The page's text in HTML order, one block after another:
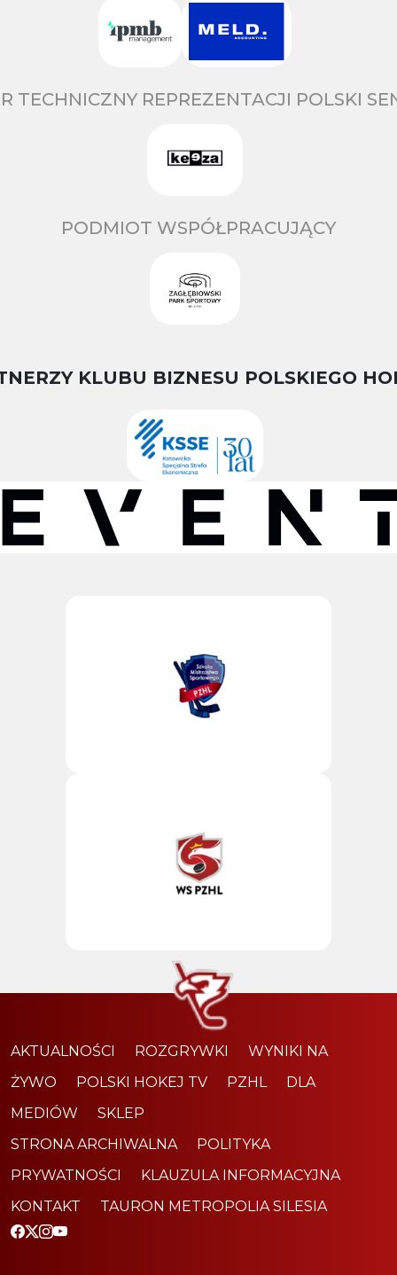
TECHNICZNY REPREZENTACJI POLSKI
PODMIOT WSPÓŁPRACUJĄCY
KLUBU BIZNESU POLSKIEGO
AKTUALNOŚCI ROZGRYWKI
WYNIKI NA
ŻYWO
POLSKI HOKEJ TV PZHL
DLA
MEDIÓW
SKLEP
STRONA ARCHIWALNA
POLITYKA
PRYWATNOŚCI
KLAUZULA INFORMACYJNA
KONTAKT
TAURON METROPOLIA SILESIA